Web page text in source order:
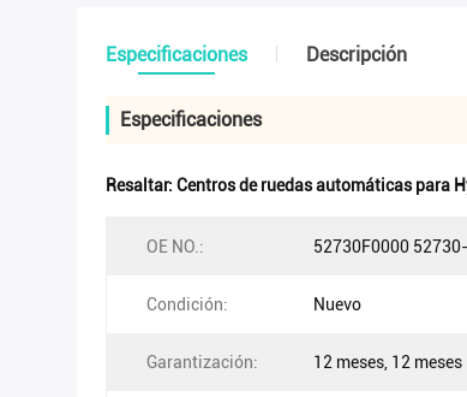
Especificaciones Descripción
Especificaciones
Resaltar: Centros de ruedas automáticas para
OE NO.: 52730F0000
Condición: Nuevo
Garantización: 12 meses, 12 meses